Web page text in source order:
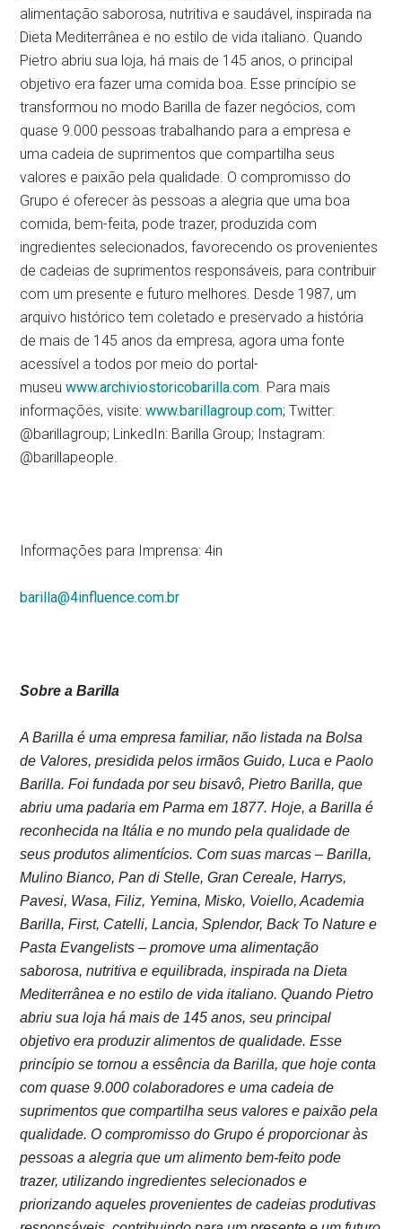
alimentação saborosa, nutritiva e saudável, inspirada na
Dieta Mediterrânea e no estilo de vida italiano. Quando
Pietro abriu sua loja, há mais de 145 anos, o principal
objetivo era fazer uma comida boa. Esse princípio se
transformou no modo Barilla de fazer negócios, com
quase 9.000 pessoas trabalhando para a empresa e
uma cadeia de suprimentos que compartilha seus
valores e paixão pela qualidade. O compromisso do
Grupo é oferecer às pessoas a alegria que uma boa
comida, bem-feita, pode trazer, produzida com
ingredientes selecionados, favorecendo os provenientes
de cadeias de suprimentos responsáveis, para contribuir
com um presente e futuro melhores. Desde 1987, um
arquivo histórico tem coletado e preservado a história
de mais de 145 anos da empresa, agora uma fonte
acessível a todos por meio do portal-
museuwww.archiviostoricobarilla.com. Para mais
informações, visite:www.barillagroup.com; Twitter:
@barillagroup; LinkedIn: Barilla Group; Instagram:
@barillapeople.
Informações para Imprensa: 4in
barilla@4influence.com.br
Sobre a Barilla
A Barilla é uma empresa familiar, não listada na Bolsa
de Valores, presidida pelos irmãos Guido, Luca e Paolo
Barilla. Foi fundada por seu bisavô, Pietro Barilla, que
abriu uma padaria em Parma em 1877. Hoje, a Barilla é
reconhecida na Itália e no mundo pela qualidade de
seus produtos alimentícios. Com suas marcas – Barilla,
Mulino Bianco, Pan di Stelle, Gran Cereale, Harrys,
Pavesi, Wasa, Filiz, Yemina, Misko, Voiello, Academia
Barilla, First, Catelli, Lancia, Splendor, Back To Nature e
Pasta Evangelists – promove uma alimentação
saborosa, nutritiva e equilibrada, inspirada na Dieta
Mediterrânea e no estilo de vida italiano. Quando Pietro
abriu sua loja há mais de 145 anos, seu principal
objetivo era produzir alimentos de qualidade. Esse
princípio se tornou a essência da Barilla, que hoje conta
com quase 9.000 colaboradores e uma cadeia de
suprimentos que compartilha seus valores e paixão pela
qualidade. O compromisso do Grupo é proporcionar às
pessoas a alegria que um alimento bem-feito pode
trazer, utilizando ingredientes selecionados e
priorizando aqueles provenientes de cadeias produtivas